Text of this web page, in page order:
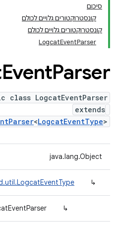
סיכום
קונסטרוקטורים גלויים לכולם
קונסטרוקטורים גלויים לכולם
LogcatEventParser
EventParser
class LogcatEventParser
extends
<LogcatEventType>
java.lang.Object
↳
↳